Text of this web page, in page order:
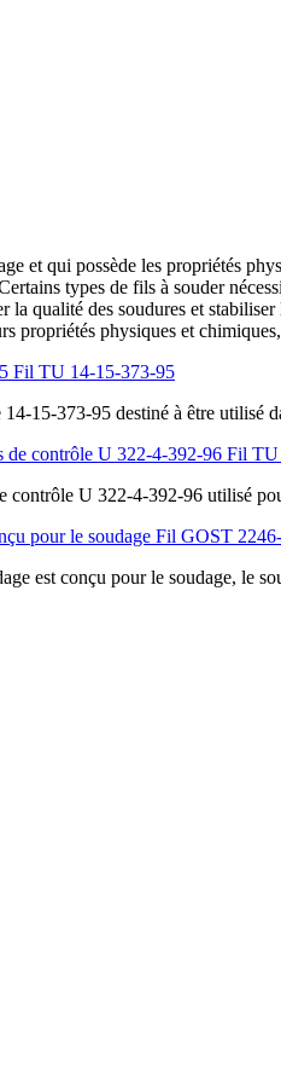
et qui possède les propriétés
types de fils à souder
la qualité des soudures et
propriétés physiques et
Fil TU 14-15-373-95
15-373-95 destiné à être utilisé
Fil TU
U 322-4-392-96 utilisé
Fil GOST
est conçu pour le soudage, le